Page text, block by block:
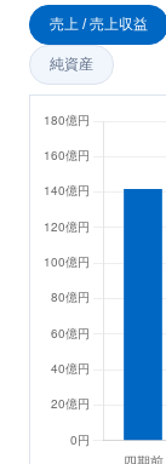
売上 / 売上収益
純資産